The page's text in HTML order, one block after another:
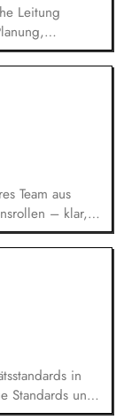
Leitung
und
und
und
der
klar definierter
Team aus
– klar,
alle
an
aus und
Du
Ergebnisse
in
CX-
CX-, Journey-
– von der
Präsentation
in
Standards und